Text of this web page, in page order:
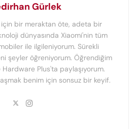
Gürlek
bir meraktan öte, adeta bir
dünyasında Xiaomi'nin tüm
ile ilgileniyorum. Sürekli
şeyler öğreniyorum. Öğrendiğim
Plus'ta paylaşıyorum.
benim için sonsuz bir keyif.